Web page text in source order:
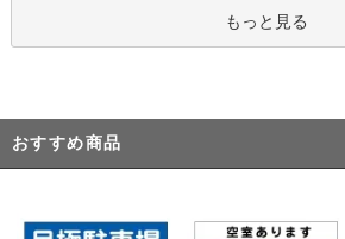
もっと見る
おすすめ商品